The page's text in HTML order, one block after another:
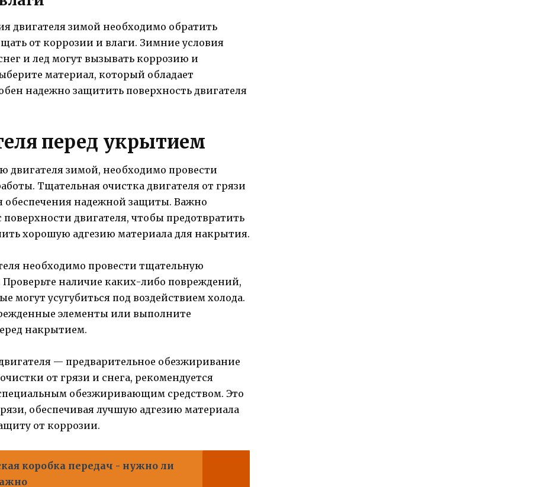
двигателя зимой необходимо обратить
от коррозии и влаги. Зимние условия
и лед могут вызывать коррозию и
материал, который обладает
надежно защитить поверхность двигателя
перед укрытием
зимой, необходимо провести
Тщательная очистка двигателя от грязи
обеспечения надежной защиты. Важно
поверхности двигателя, чтобы предотвратить
хорошую адгезию материала для накрытия.
необходимо провести тщательную
Проверьте наличие каких-либо повреждений,
усугубиться под воздействием холода.
элементы или выполните
накрытием.
— предварительное обезжиривание
от грязи и снега, рекомендуется
обезжиривающим средством. Это
обеспечивая лучшую адгезию материала
от коррозии.
коробка передач - нужно ли